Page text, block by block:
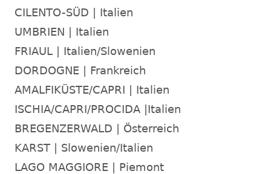
CILENTO-SÜD | Italien
UMBRIEN | Italien
FRIAUL | Italien/Slowenien
DORDOGNE | Frankreich
AMALFIKÜSTE/CAPRI | Italien
ISCHIA/CAPRI/PROCIDA |Italien
BREGENZERWALD | Österreich
KARST | Slowenien/Italien
LAGO MAGGIORE | Piemont